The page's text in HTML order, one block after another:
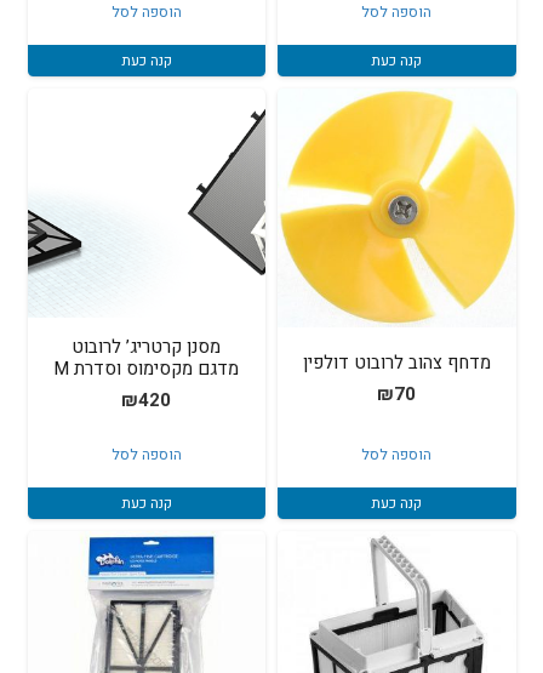
הוספה לסל
קנה כעת
הוספה לסל
קנה כעת
מדחף צהוב לרובוט דולפין
₪70
הוספה לסל
קנה כעת
מסנן קרטריג’ לרובוט
מדגם מקסימוס וסדרת M
₪420
הוספה לסל
קנה כעת